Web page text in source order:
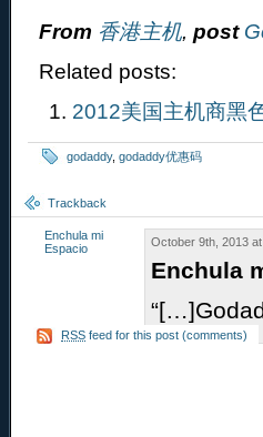
From 香港主机, post
Related posts:
2012美国主机商黑
godaddy, godaddy优惠码
Trackback
Enchula mi
Espacio
October 9th, 2013
Enchula
RSS feed for this post (comments)